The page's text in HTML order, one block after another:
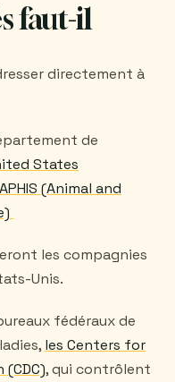
faut-il
directement à
de
States
(Animal and
les compagnies
Unis.
fédéraux de
les Centers for
, qui contrôlent